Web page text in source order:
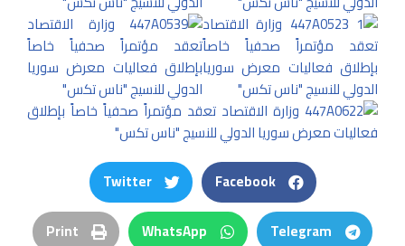
Facebook
Twitter
Telegram
WhatsApp
Print